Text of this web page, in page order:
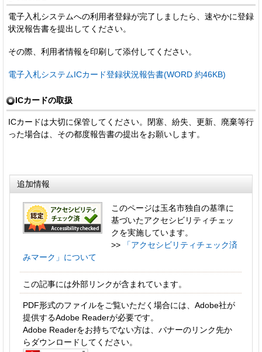
電子入札システムへの利用者登録が完了しましたら、速やかに登録
状況報告書を提出してください。
その際、利用者情報を印刷して添付してください。
電子入札システムICカード登録状況報告書(WORD 約46KB)
ICカードの取扱
ICカードは大切に保管してください。閉塞、紛失、更新、廃棄等行
った場合は、その都度報告書の提出をお願いします。
追加情報
このページは玉名市独自の基準に
基づいたアクセシビリティチェッ
クを実施しています。
>>
「アクセシビリティチェック済
みマーク」について
この記事には外部リンクが含まれています。
PDF形式のファイルをご覧いただく場合には、Adobe社が
提供するAdobe Readerが必要です。
Adobe Readerをお持ちでない方は、バナーのリンク先か
らダウンロードしてください。